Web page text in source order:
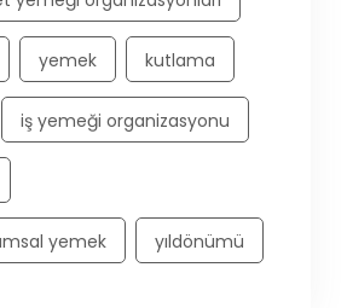
yemek kutlama
iş yemeği organizasyonu
yemek yıldönümü